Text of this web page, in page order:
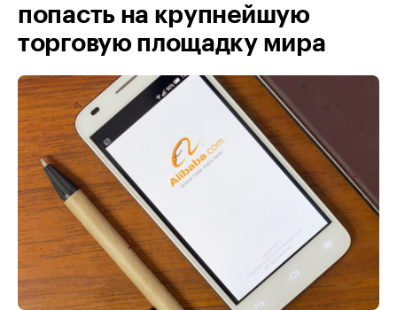
попасть на крупнейшую
торговую площадку мира